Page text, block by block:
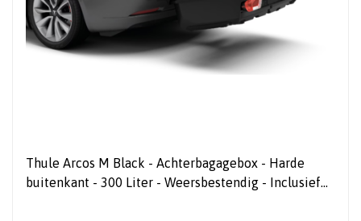
Thule Arcos M Black - Achterbagagebox - Harde
buitenkant - 300 Liter - Weersbestendig - Inclusief